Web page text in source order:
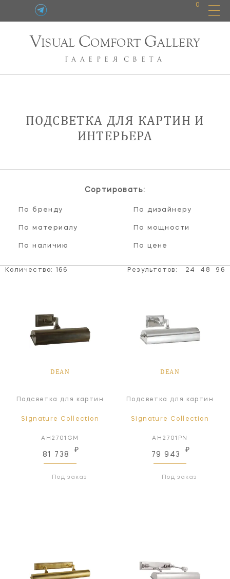
0
VISUAL COMFORT GALLERY
ГАЛЕРЕЯ СВЕТА
ПОДСВЕТКА ДЛЯ КАРТИН И
ИНТЕРЬЕРА
Сортировать:
По бренду По дизайнеру
По материалу По мощности
По наличию По цене
Количество: 166 Результатов: 24 48 96
DEAN
Подсветка для картин
Signature Collection
AH2701GM
81 738
₽
Под заказ
DEAN
Подсветка для картин
Signature Collection
AH2701PN
79 943
₽
Под заказ